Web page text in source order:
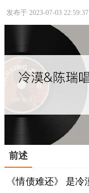
发布于 2023-07-03
前述
《情债难还》 是